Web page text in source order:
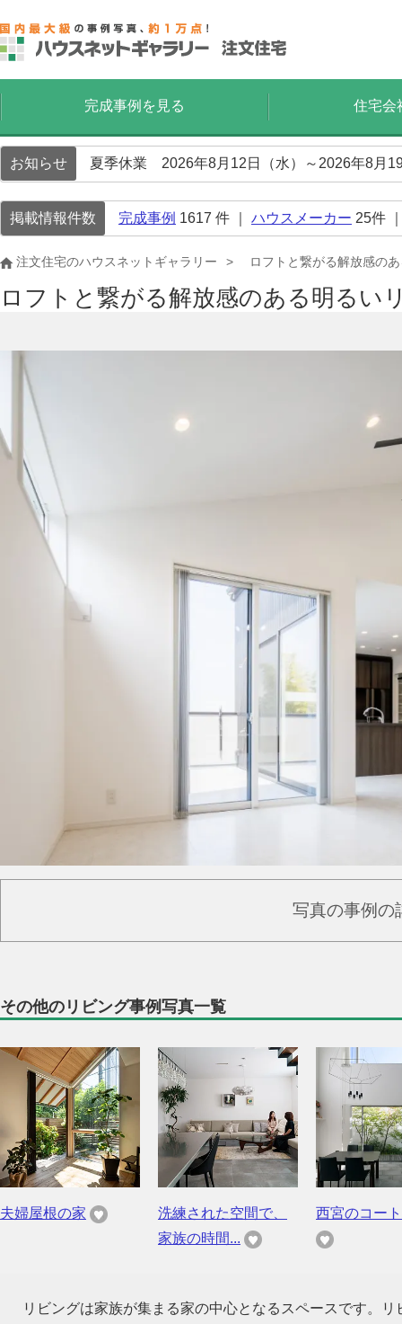
完成事例を見る 住宅会
お知らせ 夏季休業 2026年8月12日（水）～2026年8月
掲載情報件数 完成事例 1617 件 ｜ ハウスメーカー 25件
注文住宅のハウスネットギャラリー ロフトと繋がる解放感の
ロフトと繋がる解放感のある明るい
写真の事例の
その他のリビング事例写真一覧
夫婦屋根の家
洗練された空間で、
家族の時間...
西宮のコー
リビングは家族が集まる家の中心となるスペースです。